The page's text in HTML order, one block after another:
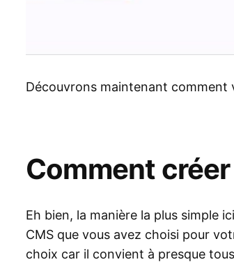
Découvrons maintenant comment
Comment
Eh bien, la manière la plus simple
CMS que vous avez choisi pour
choix car il convient à presque